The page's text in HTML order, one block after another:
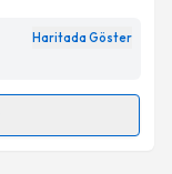
Haritada Göster